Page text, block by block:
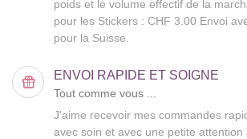
poids et le volume effectif de la
pour les Stickers : CHF 3.00 Envoi
pour la Suisse.
ENVOI RAPIDE ET SOIGNE
Tout comme vous ...
J'aime recevoir mes commandes
avec soin et avec une petite attention